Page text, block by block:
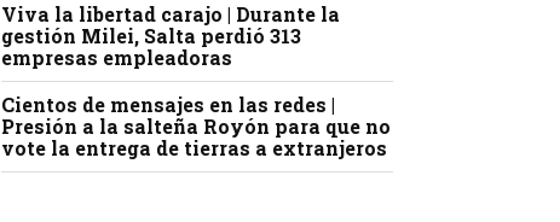
Viva la libertad carajo | Durante la
gestión Milei, Salta perdió 313
empresas empleadoras
Cientos de mensajes en las redes |
Presión a la salteña Royón para que no
vote la entrega de tierras a extranjeros